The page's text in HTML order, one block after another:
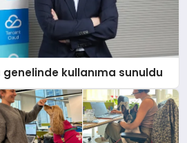
kullanıma sunuldu